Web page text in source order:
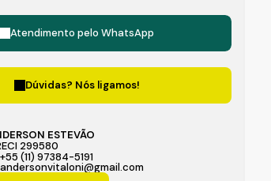
Atendimento pelo WhatsApp
Dúvidas? Nós ligamos!
ESTEVÃO
299580
+55 (11) 97384-5191
andersonvitaloni@gmail.com